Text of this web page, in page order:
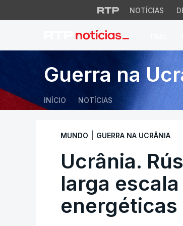
NOTÍCIAS
Ucrânia.
Guerra na
INÍCIO NOTÍCIAS
MUNDO GUERRA NA UCRÂNIA
Ucrânia.
larga
energéticas